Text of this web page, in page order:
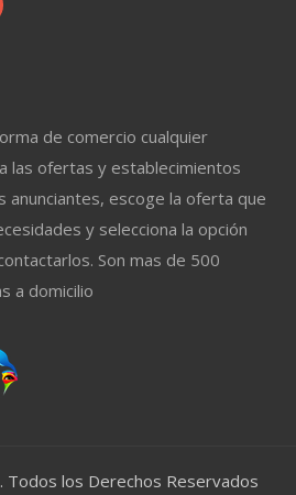
de comercio cualquier
las ofertas y establecimientos
anunciantes, escoge la oferta que
y selecciona la opción
Son mas de 500
a domicilio
Todos los Derechos Reservados